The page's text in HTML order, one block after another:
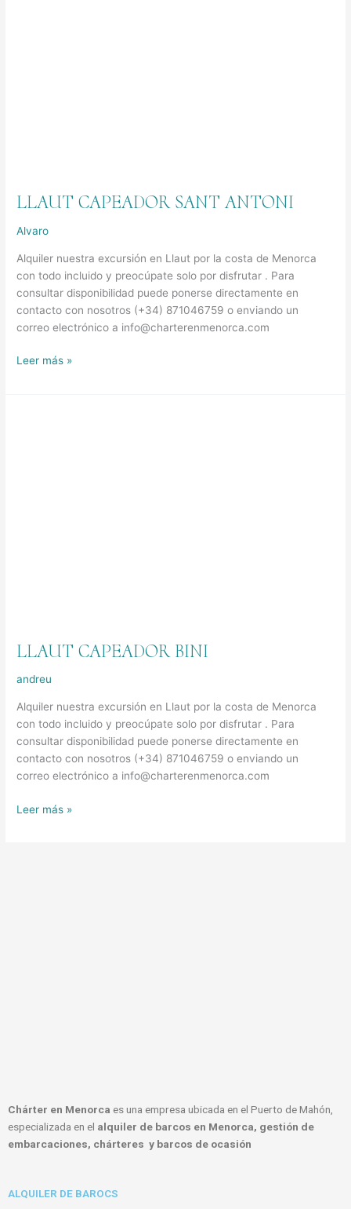
LLAUT CAPEADOR SANT ANTONI
Alvaro
Alquiler nuestra excursión en Llaut por la costa de Menorca
con todo incluido y preocúpate solo por disfrutar . Para
consultar disponibilidad puede ponerse directamente en
contacto con nosotros (+34) 871046759 o enviando un
correo electrónico a info@charterenmenorca.com
Leer más »
LLAUT CAPEADOR BINI
andreu
Alquiler nuestra excursión en Llaut por la costa de Menorca
con todo incluido y preocúpate solo por disfrutar . Para
consultar disponibilidad puede ponerse directamente en
contacto con nosotros (+34) 871046759 o enviando un
correo electrónico a info@charterenmenorca.com
Leer más »
Chárter en Menorca es una empresa ubicada en el Puerto de Mahón,
especializada en el alquiler de barcos en Menorca, gestión de
embarcaciones, chárteres y barcos de ocasión
ALQUILER DE BAROCS